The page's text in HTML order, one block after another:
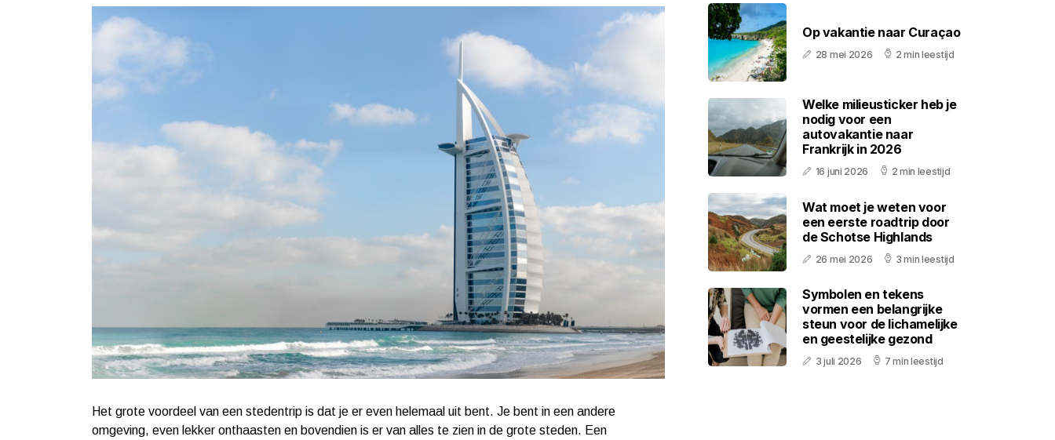
Het grote voordeel van een stedentrip is dat je er even helemaal uit bent. Je bent in een andere
omgeving, even lekker onthaasten en bovendien is er van alles te zien in de grote steden. Een
Op vakantie naar Curaçao
28 mei 2026 2 min leestijd
Welke milieusticker heb je
nodig voor een
autovakantie naar
Frankrijk in 2026
16 juni 2026 2 min leestijd
Wat moet je weten voor
een eerste roadtrip door
de Schotse Highlands
26 mei 2026 3 min leestijd
Symbolen en tekens
vormen een belangrijke
steun voor de lichamelijke
en geestelijke gezond
3 juli 2026 7 min leestijd